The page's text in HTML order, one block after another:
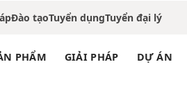
Đào tạoTuyển dụngTuyển đại lý
PHẨM GIẢI PHÁP DỰ ÁN